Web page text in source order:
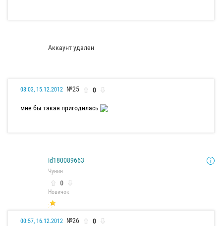
Аккаунт удален
08:03, 15.12.2012 №25 0
мне бы такая пригодилась
id180089663
Чунин
0
Новичок
00:57, 16.12.2012 №26 0